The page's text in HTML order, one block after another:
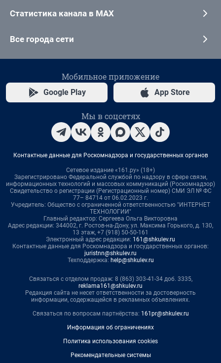
Статистика канала в MAX
Все города сети
Мобильное приложение
Google Play App Store
Мы в соцсетях
Контактные данные для Роскомнадзора и государственных органов
Сетевое издание «161.ру» (18+)
Зарегистрировано Федеральной службой по надзору в сфере связи,
информационных технологий и массовых коммуникаций (Роскомнадзор)
Свидетельство о регистрации (Регистрационный номер) СМИ ЭЛ № ФС
77– 84714 от 06.02.2023 г.
Учредитель: Общество с ограниченной ответственностью "ИНТЕРНЕТ
ТЕХНОЛОГИИ"
Главный редактор: Сергеева Ольга Викторовна
Адрес редакции: 344002, г. Ростов-на-Дону, ул. Максима Горького, д. 130,
13 этаж, +7 (918) 50-50-161
Электронный адрес редакции: 161@shkulev.ru
Контактные данные для Роскомнадзора и государственных органов:
juristnn@shkulev.ru
Техподдержка: help@shkulev.ru
Связаться с отделом продаж: 8 (863) 303-41-34 доб. 3335,
reklama161@shkulev.ru
Редакция сайта не несет ответственности за достоверность
информации, содержащейся в рекламных объявлениях.
Связаться по вопросам партнёрства: 161pr@shkulev.ru
Информация об ограничениях
Политика использования cookies
Рекомендательные системы